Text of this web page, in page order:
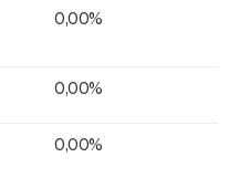
0,00%
0,00%
0,00%